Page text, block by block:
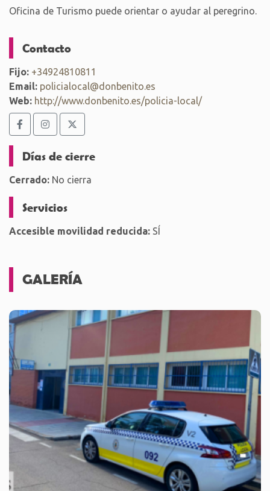
Oficina de Turismo puede orientar o ayudar al peregrino.
Contacto
Fijo: +34924810811
Email: policialocal@donbenito.es
Web: http://www.donbenito.es/policia-local/
Días de cierre
Cerrado: No cierra
Servicios
Accesible movilidad reducida: SÍ
GALERÍA